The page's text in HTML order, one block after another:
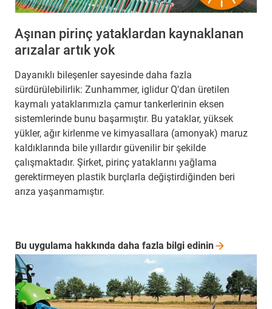
Aşınan pirinç yataklardan kaynaklanan
arızalar artık yok
Dayanıklı bileşenler sayesinde daha fazla
sürdürülebilirlik: Zunhammer, iglidur Q'dan üretilen
kaymalı yataklarımızla çamur tankerlerinin eksen
sistemlerinde bunu başarmıştır. Bu yataklar, yüksek
yükler, ağır kirlenme ve kimyasallara (amonyak) maruz
kaldıklarında bile yıllardır güvenilir bir şekilde
çalışmaktadır. Şirket, pirinç yataklarını yağlama
gerektirmeyen plastik burçlarla değiştirdiğinden beri
arıza yaşanmamıştır.
Bu uygulama hakkında daha fazla bilgi edinin